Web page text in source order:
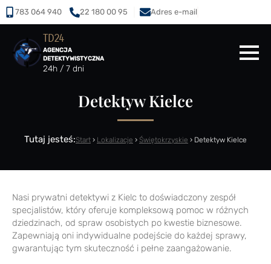
783 064 940 22 180 00 95 Adres e-mail
TD24
AGENCJA
DETEKTYWISTYCZNA
24h / 7 dni
Detektyw Kielce
Tutaj jesteś:Start › Lokalizacje › Świętokrzyskie › Detektyw Kielce
Nasi prywatni detektywi z Kielc to doświadczony zespół
specjalistów, który oferuje kompleksową pomoc w różnych
dziedzinach, od spraw osobistych po kwestie biznesowe.
Zapewniają oni indywidualne podejście do każdej sprawy,
gwarantując tym skuteczność i pełne zaangażowanie.